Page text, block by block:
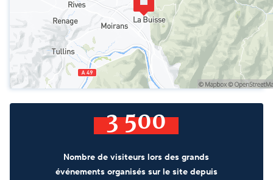
3 500
Nombre de visiteurs lors des grands
événements organisés sur le site depuis